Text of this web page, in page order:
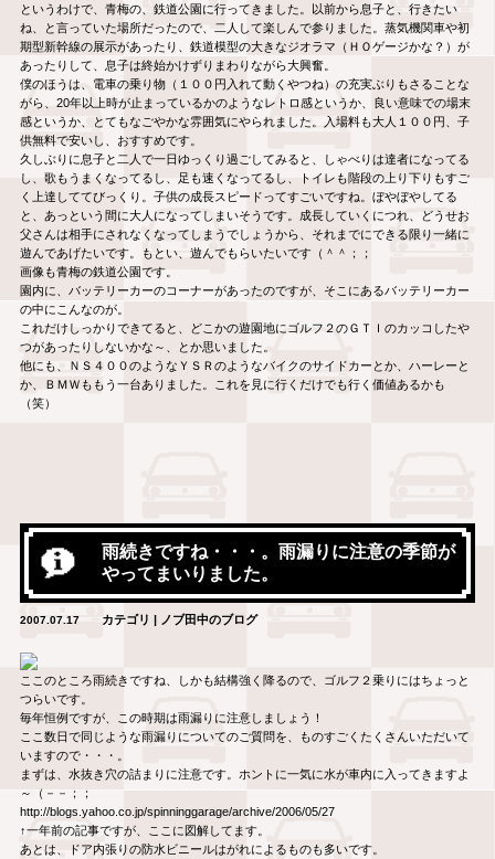
というわけで、青梅の、鉄道公園に行ってきました。以前から息子と、行きたい
ね、と言っていた場所だったので、二人して楽しんで参りました。蒸気機関車や初
期型新幹線の展示があったり、鉄道模型の大きなジオラマ（ＨＯゲージかな？）が
あったりして、息子は終始かけずりまわりながら大興奮。
僕のほうは、電車の乗り物（１００円入れて動くやつね）の充実ぶりもさることな
がら、20年以上時が止まっているかのようなレトロ感というか、良い意味での場末
感というか、とてもなごやかな雰囲気にやられました。入場料も大人１００円、子
供無料で安いし、おすすめです。
久しぶりに息子と二人で一日ゆっくり過ごしてみると、しゃべりは達者になってる
し、歌もうまくなってるし、足も速くなってるし、トイレも階段の上り下りもすご
く上達しててびっくり。子供の成長スピードってすごいですね。ぼやぼやしてる
と、あっという間に大人になってしまいそうです。成長していくにつれ、どうせお
父さんは相手にされなくなってしまうでしょうから、それまでにできる限り一緒に
遊んであげたいです。もとい、遊んでもらいたいです（＾＾；；
画像も青梅の鉄道公園です。
園内に、バッテリーカーのコーナーがあったのですが、そこにあるバッテリーカー
の中にこんなのが。
これだけしっかりできてると、どこかの遊園地にゴルフ２のＧＴＩのカッコしたや
つがあったりしないかな～、とか思いました。
他にも、ＮＳ４００のようなＹＳＲのようなバイクのサイドカーとか、ハーレーと
か、ＢＭＷももう一台ありました。これを見に行くだけでも行く価値あるかも
（笑）
雨続きですね・・・。雨漏りに注意の季節が
やってまいりました。
2007.07.17 カテゴリ | ノブ田中のブログ
ここのところ雨続きですね、しかも結構強く降るので、ゴルフ２乗りにはちょっと
つらいです。
毎年恒例ですが、この時期は雨漏りに注意しましょう！
ここ数日で同じような雨漏りについてのご質問を、ものすごくたくさんいただいて
いますので・・・。
まずは、水抜き穴の詰まりに注意です。ホントに一気に水が車内に入ってきますよ
～（－－；；
http://blogs.yahoo.co.jp/spinninggarage/archive/2006/05/27
↑一年前の記事ですが、ここに図解してます。
あとは、ドア内張りの防水ビニールはがれによるものも多いです。